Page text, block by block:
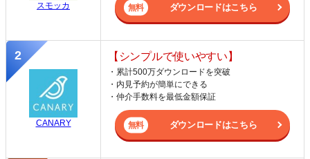
スモッカ ダウンロードはこちら
CANARY
【シンプルで使いやすい】
・累計500万ダウンロードを突破
・内見予約が簡単にできる
・仲介手数料を最低金額保証
ダウンロードはこちら